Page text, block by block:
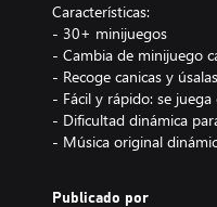
Características:
- 30+ minijuegos
- Cambia de minijuego
- Recoge canicas y
- Fácil y rápido: se
- Dificultad dinámica
- Música original
Publicado por